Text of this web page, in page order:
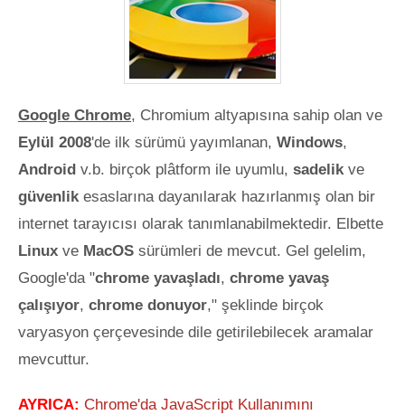
Google Chrome, Chromium altyapısına sahip olan ve
Eylül 2008'de ilk sürümü yayımlanan, Windows,
Android v.b. birçok plâtform ile uyumlu, sadelikve
güvenlikesaslarına dayanılarak hazırlanmış olan bir
internet tarayıcısı olarak tanımlanabilmektedir. Elbette
Linux ve MacOS sürümleri de mevcut. Gel gelelim,
Google'da "chrome yavaşladı, chrome yavaş
çalışıyor, chrome donuyor," şeklinde birçok
varyasyon çerçevesinde dile getirilebilecek aramalar
mevcuttur.
AYRICA: Chrome'da JavaScript Kullanımını